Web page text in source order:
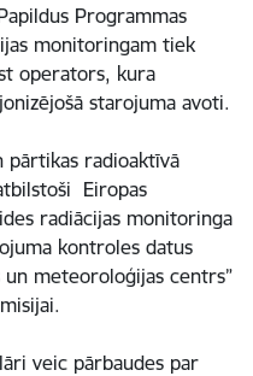
Programmas
monitoringam tiek
operators, kura
starojuma avoti.
pārtikas radioaktīvā
Eiropas
radiācijas monitoringa
kontroles datus
un meteoroloģijas centrs”
veic pārbaudes par